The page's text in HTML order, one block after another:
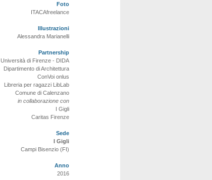
Foto
ITACAfreelance
Illustrazioni
Alessandra Marianelli
Partnership
Università di Firenze - DIDA
Dipartimento di Architettura
ConVoi onlus
Libreria per ragazzi LibLab
Comune di Calenzano
in collaborazione con
I Gigli
Caritas Firenze
Sede
I Gigli
Campi Bisenzio (FI)
Anno
2016